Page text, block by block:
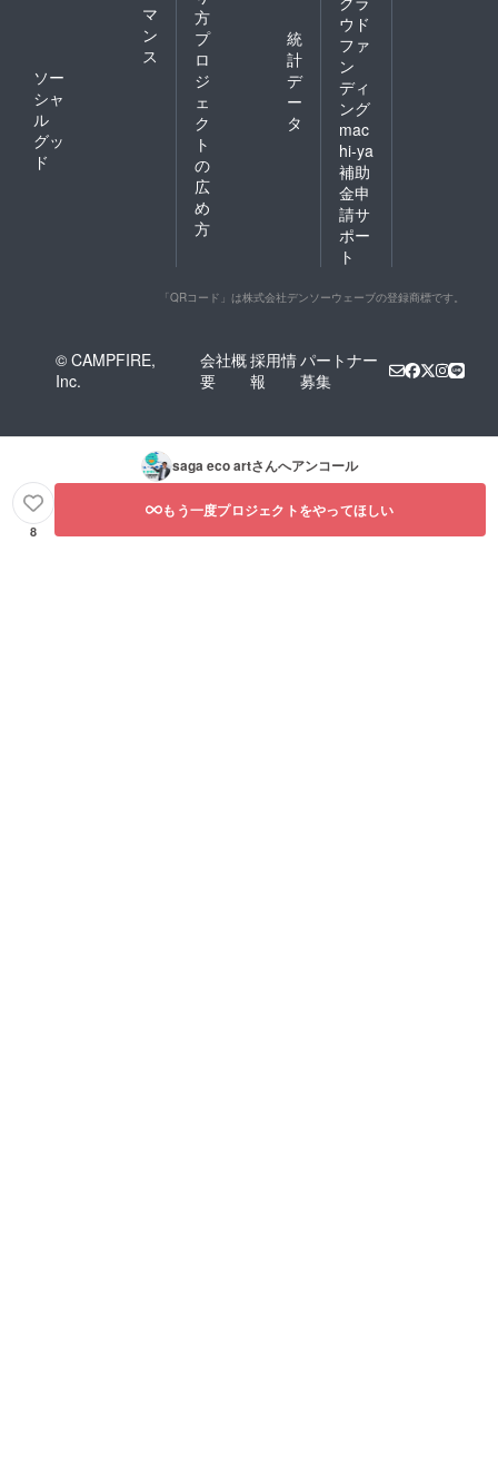
活動し
マ
ン
ス
ソー
シャ
ル
グッ
ド
方
プ
ロ
ジ
ェ
ク
ト
の
広
め
方
統
計
デ
ー
タ
ウド
ファ
ン
ディ
ング
mac
hi-ya
補助
金申
請サ
ポー
ト
「QRコード」は株式会社デンソーウェーブの登録商標です。
© CAMPFIRE,
Inc.
会社概
要
採用情
報
パートナー
募集
saga eco artさんへアンコール
8
もう一度プロジェクトをやってほしい